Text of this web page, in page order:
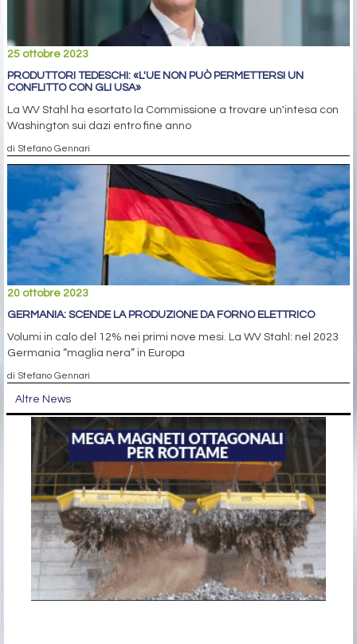
25 ottobre 2023
PRODUTTORI TEDESCHI: «L'UE NON PUÒ PERMETTERSI UN
CONFLITTO CON GLI USA»
La WV Stahl ha esortato la Commissione a trovare un'intesa con
Washington sui dazi entro fine anno
di Stefano Gennari
20 ottobre 2023
GERMANIA: SCENDE LA PRODUZIONE DA FORNO ELETTRICO
Volumi in calo del 12% nei primi nove mesi. La WV Stahl: nel 2023
Germania “maglia nera” in Europa
di Stefano Gennari
Altre News